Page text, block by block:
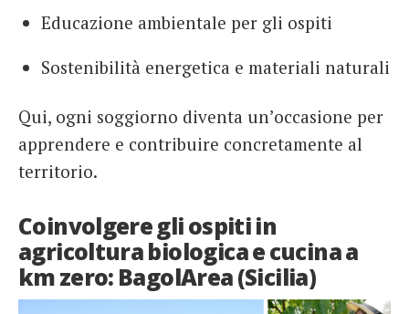
Educazione ambientale per gli ospiti
Sostenibilità energetica e materiali naturali
Qui, ogni soggiorno diventa un’occasione per
apprendere e contribuire concretamente al
territorio.
Coinvolgere gli ospiti in
agricoltura biologica e cucina a
km zero: BagolArea (Sicilia)